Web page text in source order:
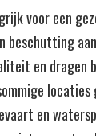
voor een
beschutting
en dragen
locaties
en